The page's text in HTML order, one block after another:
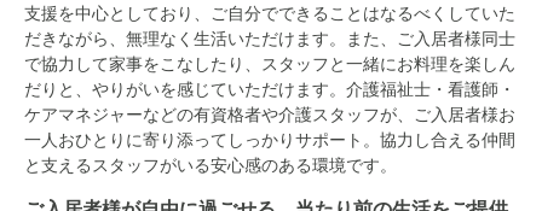
支援を中心としており、ご自分でできることはなるべくしていた
だきながら、無理なく生活いただけます。また、ご入居者様同士
で協力して家事をこなしたり、スタッフと一緒にお料理を楽しん
だりと、やりがいを感じていただけます。介護福祉士・看護師・
ケアマネジャーなどの有資格者や介護スタッフが、ご入居者様お
一人おひとりに寄り添ってしっかりサポート。協力し合える仲間
と支えるスタッフがいる安心感のある環境です。